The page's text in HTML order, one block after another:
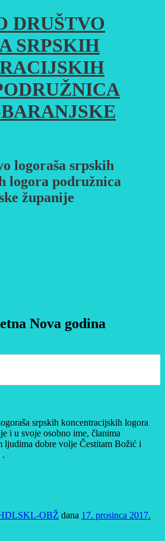
DRUŠTVO
SRPSKIH
logoraša srpskih
logora podružnica
županije
Nova godina
srpskih koncentracijskih logora
i u svoje osobno ime, članima
ljudima dobre volje Čestitam Božić i
.
OBŽ dana 17. prosinca 2017.